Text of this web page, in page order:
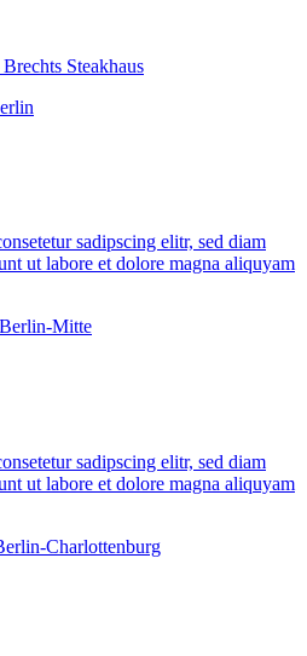
Steakhaus
sadipscing elitr, sed diam
ut labore et dolore magna aliquyam
Mitte
sadipscing elitr, sed diam
ut labore et dolore magna aliquyam
Charlottenburg